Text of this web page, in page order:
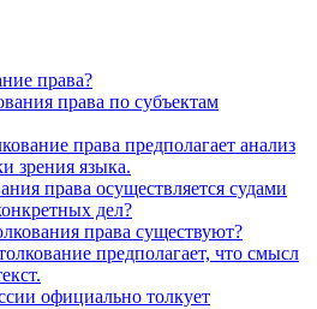
права?
права по субъектам
права предполагает анализ
зрения языка.
права осуществляется судами
дел?
права существуют?
предполагает, что смысл
официально толкует